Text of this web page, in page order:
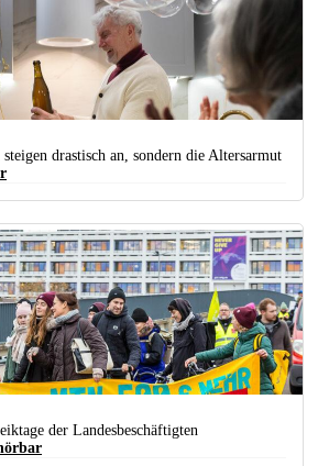
meinen, dass Rentnerinnen und Rentner es krachen lassen
drastisch an, sondern die Altersarmut
der Landesbeschäftigten